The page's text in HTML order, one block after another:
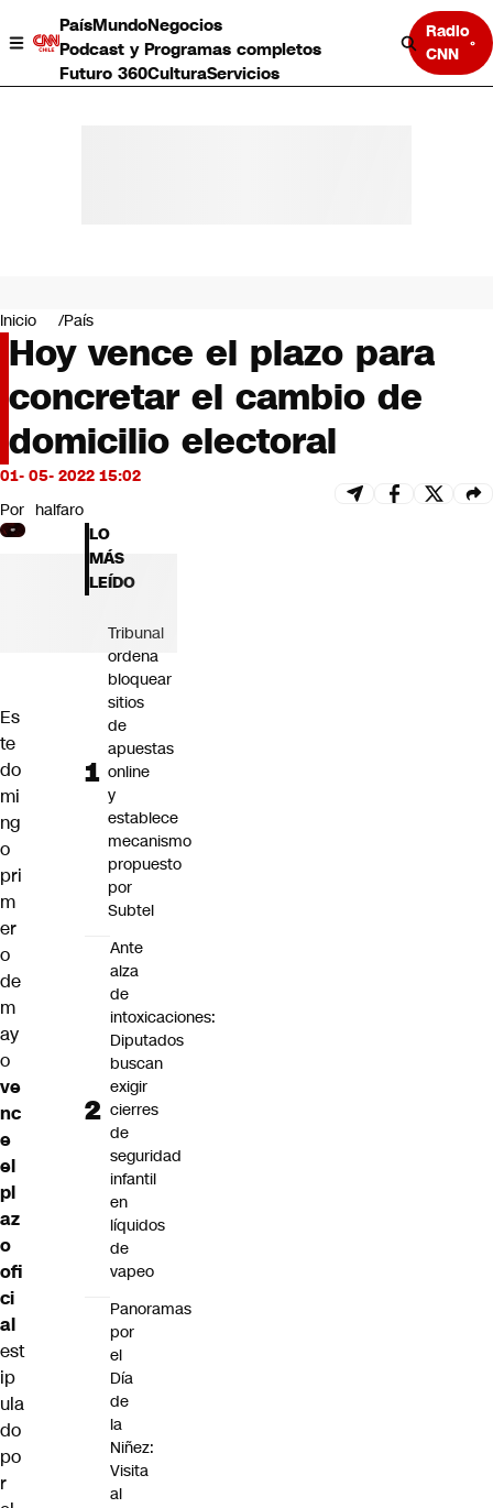
PaísMundoNegocios
Podcast y Programas completos
Futuro 360CulturaServicios
Radio
CNN
Negocios
Deportes
Programas completos
Cultura
Servicios
Bits
CNN tiempo
Futuro 360
Opinión
Inicio País
Hoy vence el plazo para
concretar el cambio de
domicilio electoral
01- 05- 2022 15:02
Por halfaro
Es
te
do
mi
ng
o
pri
m
er
o
de
m
ay
o
ve
nc
e
el
pl
az
o
ofi
ci
al
est
ip
ula
do
po
r
LO
MÁS
LEÍDO
Tribunal
ordena
bloquear
sitios
de
apuestas
online
y
establece
mecanismo
propuesto
por
Subtel
Ante
alza
de
intoxicaciones:
Diputados
buscan
exigir
cierres
de
seguridad
infantil
en
líquidos
de
vapeo
Panoramas
por
el
Día
de
la
Niñez:
Visita
al